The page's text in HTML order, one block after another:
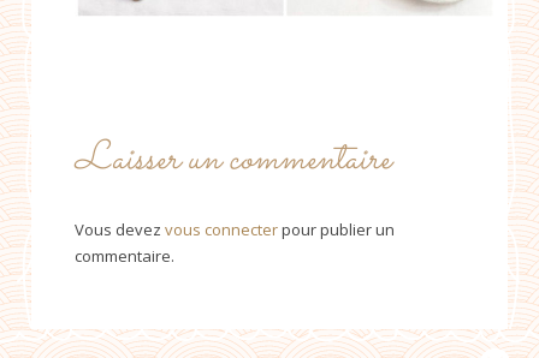
Laisser un commentaire
Vous devez vous connecterpour publier un
commentaire.